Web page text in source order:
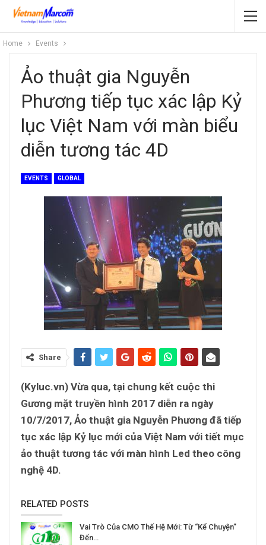
Home Events
Ảo thuật gia Nguyễn
Phương tiếp tục xác lập Kỷ
lục Việt Nam với màn biểu
diễn tương tác 4D
EVENTS GLOBAL
Share
(Kyluc.vn) Vừa qua, tại chung kết cuộc thi
Gương mặt truyền hình 2017 diễn ra ngày
10/7/2017, Ảo thuật gia Nguyễn Phương đã tiếp
tục xác lập Kỷ lục mới của Việt Nam với tiết mục
ảo thuật tương tác với màn hình Led theo công
nghệ 4D.
RELATED POSTS
Vai Trò Của CMO Thế Hệ Mới: Từ “Kể Chuyện”
Đến…